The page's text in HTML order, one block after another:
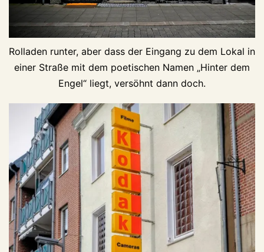
Rolladen runter, aber dass der Eingang zu dem Lokal in
einer Straße mit dem poetischen Namen „Hinter dem
Engel“ liegt, versöhnt dann doch.